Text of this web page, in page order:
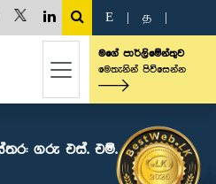
E த
මගේ පාර්ලිමේන්තුව
මෙතැනින් පිවිසෙන්න
ගරු එස්. එම්. චන්ද්‍රසේන